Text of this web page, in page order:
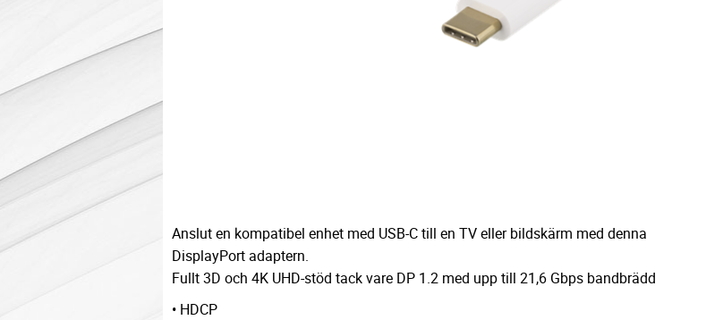
Anslut en kompatibel enhet med USB-C till en TV eller bildskärm med denna
DisplayPort adaptern.
Fullt 3D och 4K UHD-stöd tack vare DP 1.2 med upp till 21,6 Gbps bandbrädd
• HDCP